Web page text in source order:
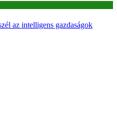
az intelligens gazdaságok